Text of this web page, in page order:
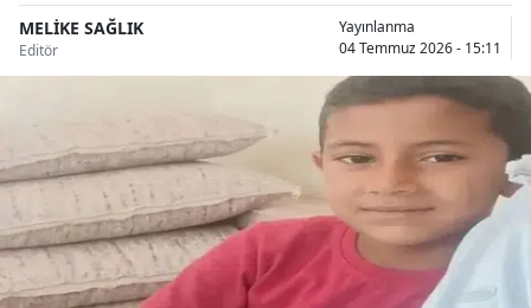
Artvin
Aydın
Balıkesir
Bilecik
Bingöl
Bitlis
MELİKE SAĞLIK
Editör
Yayınlanma
04 Temmuz 2026 - 15:11